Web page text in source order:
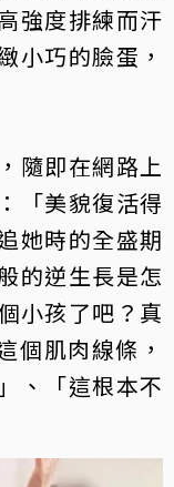
強度排練而汗
小巧的臉蛋，
隨即在網路上
「美貌復活得
她時的全盛期
的逆生長是怎
小孩了吧？真
個肌肉線條，
、「這根本不